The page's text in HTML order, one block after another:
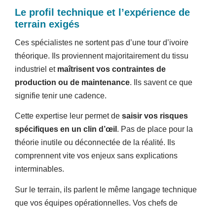
Le profil technique et l’expérience de
terrain exigés
Ces spécialistes ne sortent pas d’une tour d’ivoire
théorique. Ils proviennent majoritairement du tissu
industriel et maîtrisent vos contraintes de
production ou de maintenance. Ils savent ce que
signifie tenir une cadence.
Cette expertise leur permet desaisir vos risques
spécifiques en un clin d’œil . Pas de place pour la
théorie inutile ou déconnectée de la réalité. Ils
comprennent vite vos enjeux sans explications
interminables.
Sur le terrain, ils parlent le même langage technique
que vos équipes opérationnelles. Vos chefs de